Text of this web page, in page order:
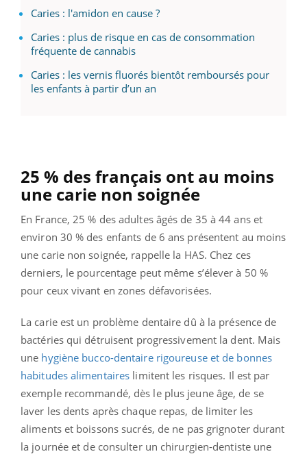
Caries : l'amidon en cause ?
Caries : plus de risque en cas de consommation
fréquente de cannabis
Caries : les vernis fluorés bientôt remboursés pour
les enfants à partir d’un an
25 % des français ont au moins
une carie non soignée
En France, 25 % des adultes âgés de 35 à 44 ans et
environ 30 % des enfants de 6 ans présentent au moins
une carie non soignée, rappelle la HAS. Chez ces
derniers, le pourcentage peut même s’élever à 50 %
pour ceux vivant en zones défavorisées.
La carie est un problème dentaire dû à la présence de
bactéries qui détruisent progressivement la dent. Mais
une hygiène bucco-dentaire rigoureuse et de bonnes
habitudes alimentaires limitent les risques. Il est par
exemple recommandé, dès le plus jeune âge, de se
laver les dents après chaque repas, de limiter les
aliments et boissons sucrés, de ne pas grignoter durant
la journée et de consulter un chirurgien-dentiste une